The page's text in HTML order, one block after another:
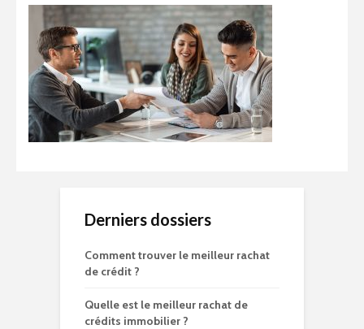
Derniers dossiers
Comment trouver le meilleur rachat
de crédit ?
Quelle est le meilleur rachat de
crédits immobilier ?